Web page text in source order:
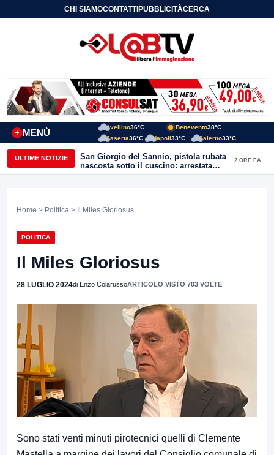
CHI SIAMOCONTATTIPUBBLICITÀCERCA
MENÙ
+
Avellino36°C Benevento38°C
Caserta36°C Napoli33°C Salerno33°C
ULTIME NOTIZIE
San Giorgio del Sannio, pistola rubata
nascosta sotto il cuscino: arrestata
51enne
2 ORE FA
Home > Politica > Il Miles Gloriosus
POLITICA
Il Miles Gloriosus
28 LUGLIO 2024di Enzo ColarussoARTICOLO VISTO 703 VOLTE
Sono stati venti minuti pirotecnici quelli di Clemente